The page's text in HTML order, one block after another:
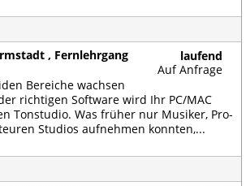
laufend
Auf Anfrage
, Fernlehrgang
Be­rei­che wach­sen
rich­ti­gen Soft­ware wird Ihr PC/MAC
Ton­stu­dio. Was frü­her nur Mu­si­ker, Pro­
Stu­di­os auf­neh­men konn­ten,...